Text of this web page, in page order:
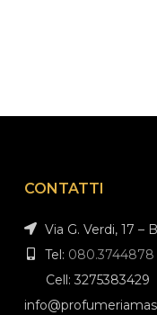
CONTATTI
Via G. Verdi, 17 –
Tel: 080.3744878
Cell: 3275383429